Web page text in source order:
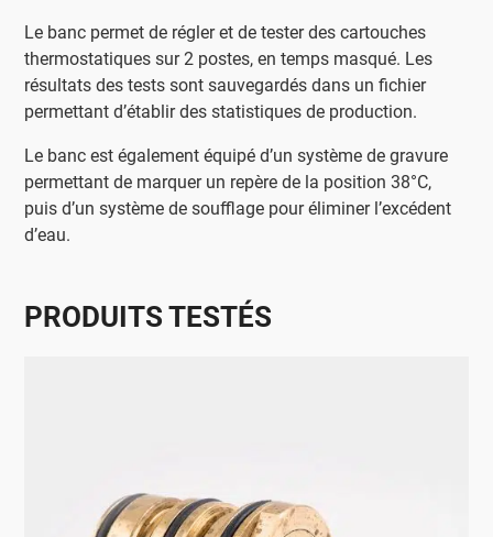
Le banc permet de régler et de tester des cartouches
thermostatiques sur 2 postes, en temps masqué. Les
résultats des tests sont sauvegardés dans un fichier
permettant d’établir des statistiques de production.
Le banc est également équipé d’un système de gravure
permettant de marquer un repère de la position 38°C,
puis d’un système de soufflage pour éliminer l’excédent
d’eau.
PRODUITS TESTÉS